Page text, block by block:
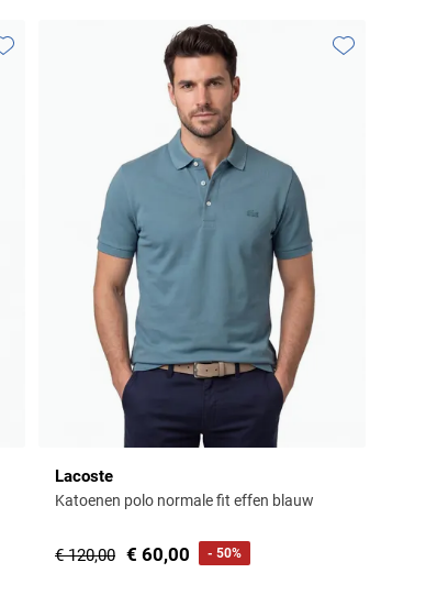
Toevoegen aan favorieten
Lacoste
Katoenen polo normale fit effen blauw
€ 120,00 € 60,00 - 50%